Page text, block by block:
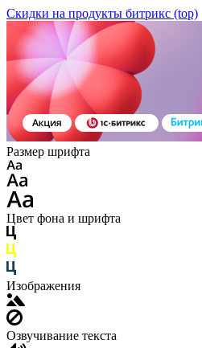
Скидки на продукты битрикс (top)
Размер шрифта
Цвет фона и шрифта
Изображения
Озвучивание текста